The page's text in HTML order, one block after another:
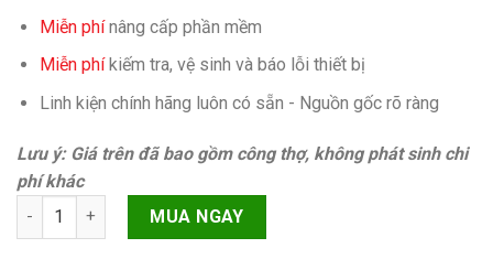
Miễn phínâng cấp phần mềm
Miễn phíkiếm tra, vệ sinh và báo lỗi thiết bị
Linh kiện chính hãng luôn có sẵn - Nguồn gốc rõ ràng
Lưu ý: Giá trên đã bao gồm công thợ, không phát sinh chi
phí khác
Ic wifi iPhone 14 Pro Chính hãng quantity
MUA NGAY